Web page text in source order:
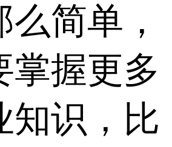
简单，
掌握更多
知识，比